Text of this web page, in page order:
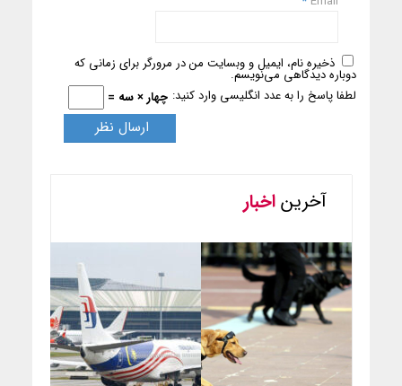
ذخیره نام، ایمیل و وبسایت من در مرورگر برای زمانی که
دوباره دیدگاهی می‌نویسم.
لطفا پاسخ را به عدد انگلیسی وارد کنید: چهار × سه =
آخریناخبار